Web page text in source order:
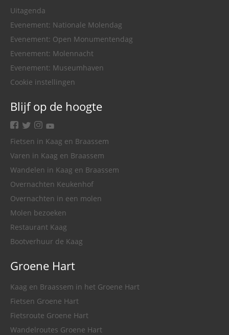
Uitagenda
Evenement: Nationale Molendag
Evenement: Open Monumentendag
Evenement: Molennacht
Evenement: Museumhaven
Cookie instellingen
Blijf op de hoogte
facebook
twitterinstagram
youtube
Fietsen in Kaag en Braassem
Varen in Kaag en Braassem
Wandelen in Kaag en Braassem
Overnachten Keukenhof
Overnachten in een molen
Molen bezoeken
Restaurant Kaag
Bootverhuur de Kaag
Groene Hart
Kaag en Braassem in het Groene Hart
Fietsen Groene Hart
Fietsroute Groene Hart
Wandelroutes Groene Hart